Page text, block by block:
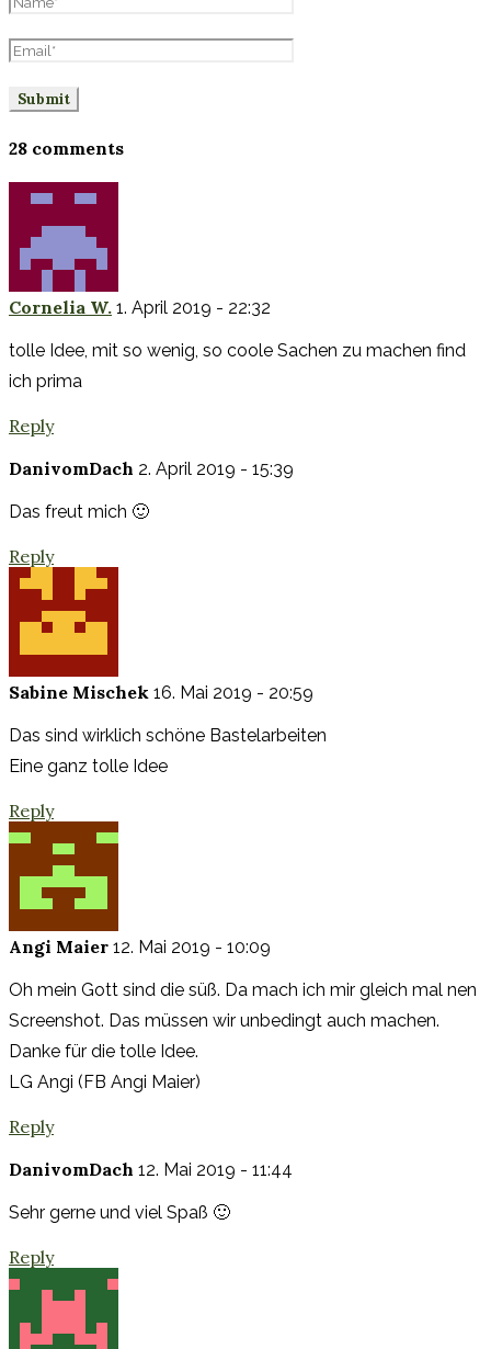
28 comments
Cornelia W. 1. April 2019 - 22:32
tolle Idee, mit so wenig, so coole Sachen zu machen find
ich prima
Reply
DanivomDach 2. April 2019 - 15:39
Das freut mich 🙂
Reply
Sabine Mischek 16. Mai 2019 - 20:59
Das sind wirklich schöne Bastelarbeiten
Eine ganz tolle Idee
Reply
Angi Maier 12. Mai 2019 - 10:09
Oh mein Gott sind die süß. Da mach ich mir gleich mal nen
Screenshot. Das müssen wir unbedingt auch machen.
Danke für die tolle Idee.
LG Angi (FB Angi Maier)
Reply
DanivomDach 12. Mai 2019 - 11:44
Sehr gerne und viel Spaß 🙂
Reply